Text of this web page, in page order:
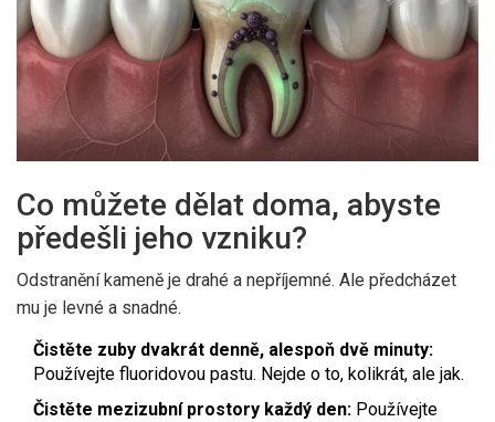
Co můžete dělat doma, abyste
předešli jeho vzniku?
Odstranění kameně je drahé a nepříjemné. Ale předcházet
mu je levné a snadné.
Čistěte zuby dvakrát denně, alespoň dvě minuty:
Používejte fluoridovou pastu. Nejde o to, kolikrát, ale jak.
Čistěte mezizubní prostory každý den: Používejte